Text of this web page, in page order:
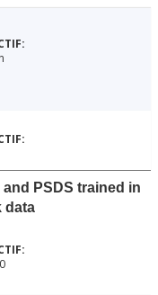
PSDS trained in
data